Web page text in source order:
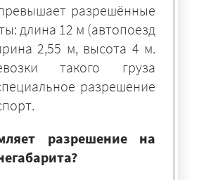
разрешённые
длина 12 м (автопоезд
2,55 м, высота 4 м.
такого груза
разрешение
разрешение на